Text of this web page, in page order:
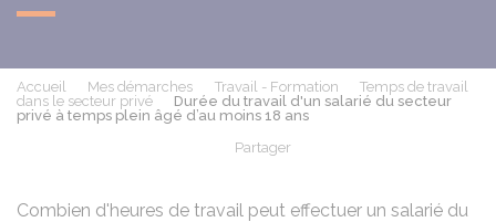
Accueil Mes démarches Travail - Formation
Temps de travail
dans le secteur privé
Durée du travail d'un salarié du secteur
privé à temps plein âgé d’au moins 18 ans
Partager
Combien d'heures de travail peut effectuer un salarié du